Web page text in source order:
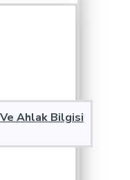
Ahlak Bilgisi